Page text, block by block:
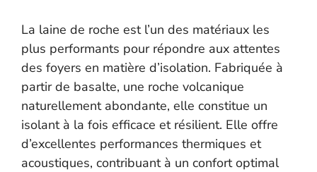
La laine de roche est l’un des matériaux les
plus performants pour répondre aux attentes
des foyers en matière d’isolation. Fabriquée à
partir de basalte, une roche volcanique
naturellement abondante, elle constitue un
isolant à la fois efficace et résilient. Elle offre
d’excellentes performances thermiques et
acoustiques, contribuant à un confort optimal